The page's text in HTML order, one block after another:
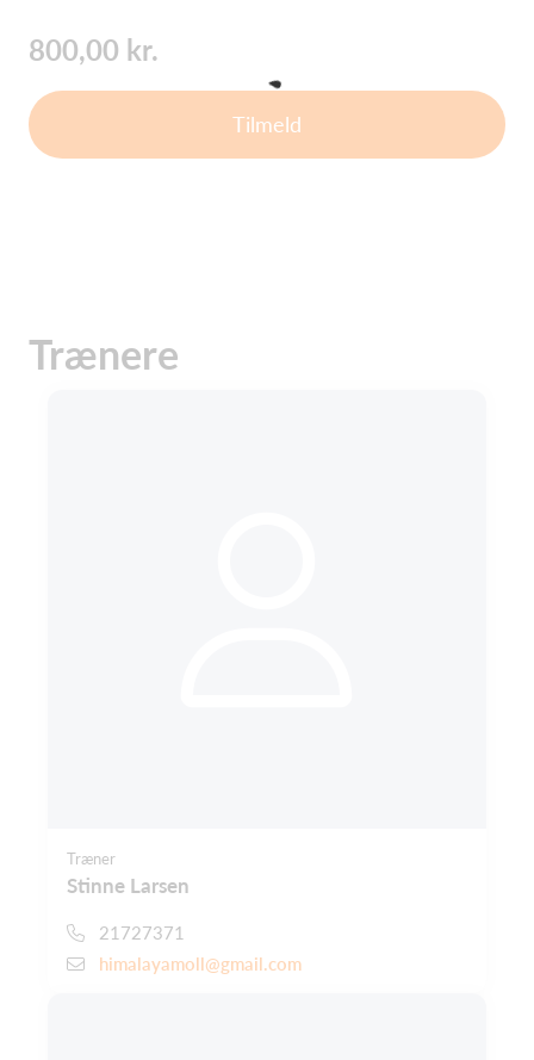
800,00 kr.
Tilmeld
Trænere
Træner
Stinne Larsen
21727371
himalayamoll@gmail.com